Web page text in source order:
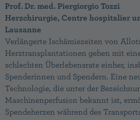
Prof. Dr. med. Piergiorgio Tozzi
Herzchirurgie, Centre hospitalier
Lausanne
Verlängerte Ischämiezeiten von
Herztransplantationen gehen mit
schlechten Überlebensrate einher,
Spenderinnen und Spendern. Eine
Technologie, die unter der
Maschinenperfusion bekannt ist,
Spendeherzen während des